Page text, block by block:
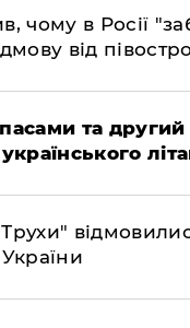
чому в Росії
від
та другий